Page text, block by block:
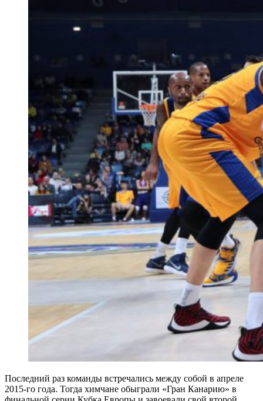
Последний раз команды встречались между собой в апреле
2015-го года. Тогда химчане обыграли «Гран Канарию» в